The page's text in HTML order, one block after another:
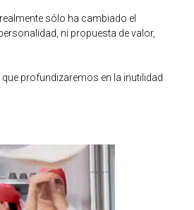
realmente sólo ha cambiado el
ni propuesta de valor,
profundizaremos en la inutilidad